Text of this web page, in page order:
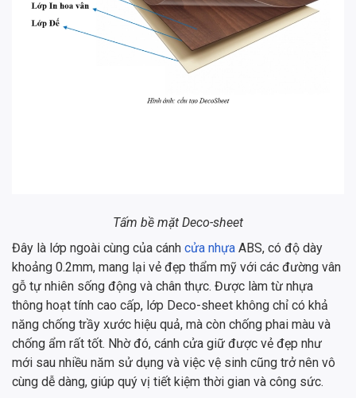
Tấm bề mặt Deco-sheet
Đây là lớp ngoài cùng của cánh cửa nhựa ABS, có độ dày
khoảng 0.2mm, mang lại vẻ đẹp thẩm mỹ với các đường vân
gỗ tự nhiên sống động và chân thực. Được làm từ nhựa
thông hoạt tính cao cấp, lớp Deco-sheet không chỉ có khả
năng chống trầy xước hiệu quả, mà còn chống phai màu và
chống ẩm rất tốt. Nhờ đó, cánh cửa giữ được vẻ đẹp như
mới sau nhiều năm sử dụng và việc vệ sinh cũng trở nên vô
cùng dễ dàng, giúp quý vị tiết kiệm thời gian và công sức.